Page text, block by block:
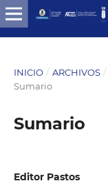
INICIO / ARCHIVOS /
Sumario
Sumario
Editor Pastos